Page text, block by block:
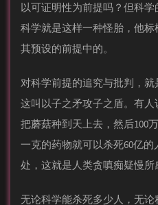
以可证明性为前提吗？但科学
科学就是这样一种怪胎，他
其预设的前提中的。
对科学前提的追究与批判，就
这叫以子之矛攻子之盾。有
把蘑菇种到天上去，然后100
一克的药物就可以杀死60亿
处，这就是人类贪嗔痴疑慢所
无论科学能杀死多少人，无